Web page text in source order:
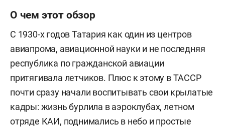
О чем этот обзор
С 1930-х годов Татария как один из центров
авиапрома, авиационной науки и не последняя
республика по гражданской авиации
притягивала летчиков. Плюс к этому в ТАССР
почти сразу начали воспитывать свои крылатые
кадры: жизнь бурлила в аэроклубах, летном
отряде КАИ, поднимались в небо и простые